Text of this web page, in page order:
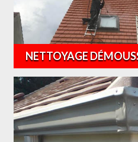
NETTOYAGE